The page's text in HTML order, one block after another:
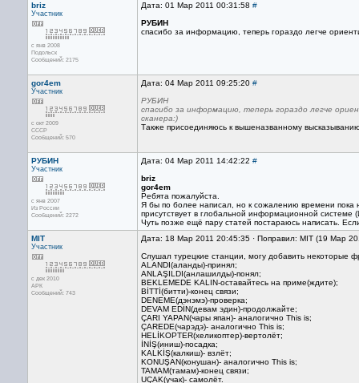
briz
Участник
с янв 2008
Подольск
Сообщений: 2175
Дата: 01 Мар 2011 00:31:58 #
РУБИН
спасибо за информацию, теперь гораздо легче
gor4em
Участник
с окт 2009
СССР
Сообщений: 570
Дата: 04 Мар 2011 09:25:20 #
РУБИН
спасибо за информацию, теперь гораздо легче
сканера:)
Также присоединяюсь к вышеназванному
РУБИН
Участник
с янв 2007
Из России
Сообщений: 2272
Дата: 04 Мар 2011 14:42:22 #
briz
gor4em
Ребята пожалуйста.
Я бы по более написал, но к сожалению времени пока
присутствует в глобальной информационной
Чуть позже ещё пару статей постараюсь написать.
MIT
Участник
с дек 2010
АРК
Сообщений: 743
Дата: 18 Мар 2011 20:45:35 · Поправил: MIT (19 Мар
Слушал турецкие станции, могу добавить некоторые
ALANDI(аланды)-принял;
ANLAŞILDI(анлашилды)-понял;
BEKLEMEDE KALIN-оставайтесь на приме(ждите);
BİTTİ(битти)-конец связи;
DENEME(дэнэмэ)-проверка;
DEVAM EDİN(девам эдин)-продолжайте;
ÇARI YAPAN(чары япан)- аналогично This is;
ÇAREDE(чарэдэ)- аналогично This is;
HELİKOPTER(хеликоптер)-вертолёт;
İNİŞ(иниш)-посадка;
KALKİŞ(калкиш)- взлёт;
KONUŞAN(конушан)- аналогично This is;
TAMAM(тамам)-конец связи;
UÇAK(учак)- самолёт.